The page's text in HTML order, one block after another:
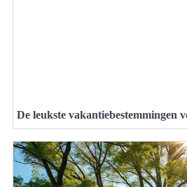
De leukste vakantiebestemmingen